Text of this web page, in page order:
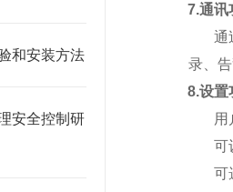
和安装方法
安全控制研
7.通讯
通
录、
8.设置
用
可
可